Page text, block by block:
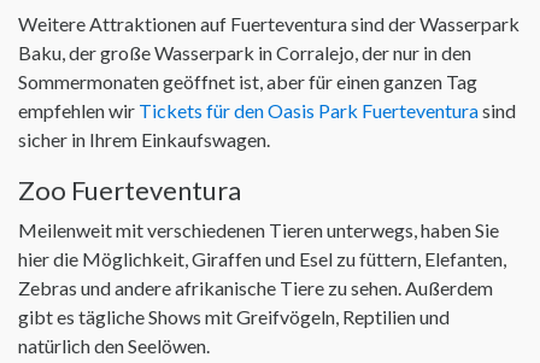
Weitere Attraktionen auf Fuerteventura sind der Wasserpark
Baku, der große Wasserpark in Corralejo, der nur in den
Sommermonaten geöffnet ist, aber für einen ganzen Tag
empfehlen wir Tickets für den Oasis Park Fuerteventurasind
sicher in Ihrem Einkaufswagen.
Zoo Fuerteventura
Meilenweit mit verschiedenen Tieren unterwegs, haben Sie
hier die Möglichkeit, Giraffen und Esel zu füttern, Elefanten,
Zebras und andere afrikanische Tiere zu sehen. Außerdem
gibt es tägliche Shows mit Greifvögeln, Reptilien und
natürlich den Seelöwen.